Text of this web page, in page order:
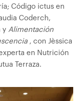
Código ictus en
Coderch,
y Alimentación
, con Jèssica
en Nutrición
Terraza.